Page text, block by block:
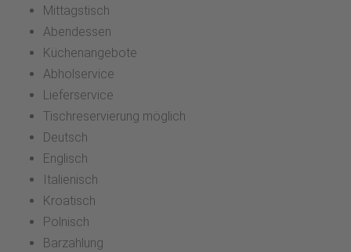
Mittagstisch
Abendessen
Küchenangebote
Abholservice
Lieferservice
Tischreservierung möglich
Deutsch
Englisch
Italienisch
Kroatisch
Polnisch
Barzahlung